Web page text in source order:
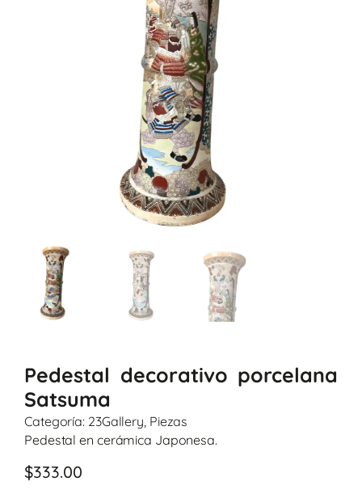
Categoría: 23Gallery, Piezas
Pedestal decorativo porcelana
Satsuma
Pedestal en cerámica Japonesa.
$333.00